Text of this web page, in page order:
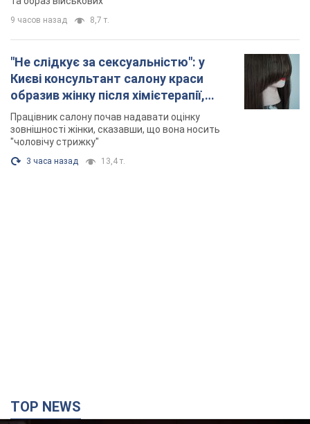
9 часов назад 8,7 т.
"Не слідкує за сексуальністю": у
Києві консультант салону краси
образив жінку після хімієтерапії,
розгорівся скандал. Фото
Працівник салону почав надавати оцінку
зовнішності жінки, сказавши, що вона носить
"чоловічу стрижку"
3 часа назад 13,4 т.
TOP NEWS